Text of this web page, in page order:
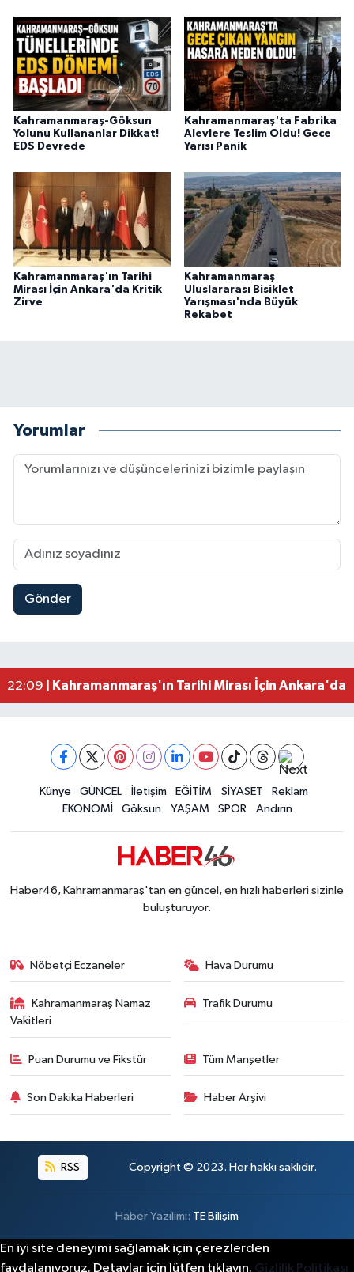
Kahramanmaraş-Göksun
Yolunu Kullananlar Dikkat!
EDS Devrede
Kahramanmaraş'ta Fabrika
Alevlere Teslim Oldu! Gece
Yarısı Panik
Kahramanmaraş'ın Tarihi
Mirası İçin Ankara'da Kritik
Zirve
Kahramanmaraş
Uluslararası Bisiklet
Yarışması'nda Büyük
Rekabet
Yorumlar
Gönder
13:55 |Kahramanmaraş'ta 45 Milyon TL'lik Yatırım
22:09 |
Kahramanmaraş'ın Tarihi Mirası İçin Ankara'da
21:56 |Kahramanmaraş'ta Gazneliler Caddesi Yeni
Kahramanmaraş'ta İş Kazası Can Aldı: Reklam
Künye GÜNCEL İletişim EĞİTİM SİYASET
Reklam
EKONOMİ
Göksun YAŞAM SPOR Andırın
Haber46, Kahramanmaraş'tan en güncel, en hızlı haberleri sizinle
buluşturuyor.
Nöbetçi Eczaneler Hava Durumu
Kahramanmaraş Namaz
Vakitleri
Trafik Durumu
Puan Durumu ve Fikstür Tüm Manşetler
Son Dakika Haberleri Haber Arşivi
RSS Copyright © 2023. Her hakkı saklıdır.
Haber Yazılımı: TE Bilişim
En iyi site deneyimi sağlamak için çerezlerden
faydalanıyoruz. Detaylar için lütfen tıklayın. Gizlilik Politikası
BİLİM VE TEKNOLOJİ
YARIŞMALAR
TANITIM
HABERDE İNSAN